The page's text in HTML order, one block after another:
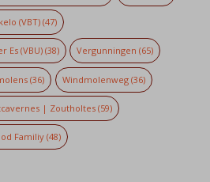
(VBT)(47)
Es (VBU)(38) Vergunningen (65)
(36) Windmolenweg(36)
| Zoutholtes (59)
Familiy(48)